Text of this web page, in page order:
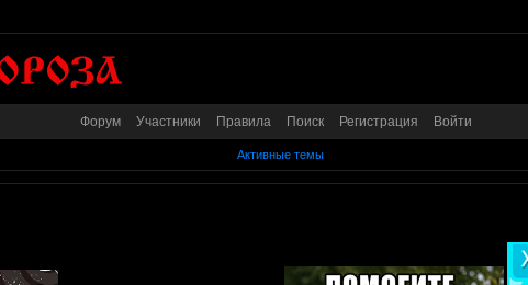
Форум Участники Правила Поиск Регистрация Войти
Активные темы